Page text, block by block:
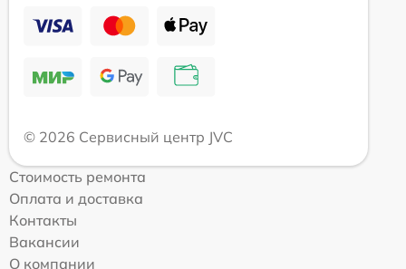
© 2026 Сервисный центр JVC
Стоимость ремонта
Оплата и доставка
Контакты
Вакансии
О компании